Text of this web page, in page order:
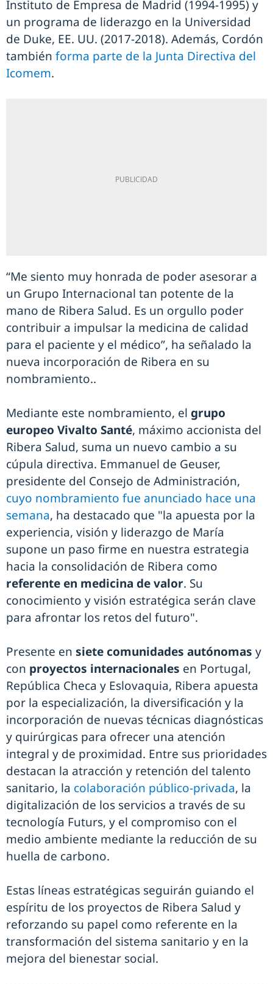
Instituto de Empresa de Madrid (1994-1995) y
un programa de liderazgo en la Universidad
de Duke, EE. UU. (2017-2018). Además, Cordón
también forma parte de la Junta Directiva del
Icomem.
“Me siento muy honrada de poder asesorar a
un Grupo Internacional tan potente de la
mano de Ribera Salud. Es un orgullo poder
contribuir a impulsar la medicina de calidad
para el paciente y el médico”, ha señalado la
nueva incorporación de Ribera en su
nombramiento..
Mediante este nombramiento, el grupo
europeo Vivalto Santé, máximo accionista del
Ribera Salud, suma un nuevo cambio a su
cúpula directiva. Emmanuel de Geuser,
presidente del Consejo de Administración,
cuyo nombramiento fue anunciado hace una
semana, ha destacado que "la apuesta por la
experiencia, visión y liderazgo de María
supone un paso firme en nuestra estrategia
hacia la consolidación de Ribera como
referente en medicina de valor. Su
conocimiento y visión estratégica serán clave
para afrontar los retos del futuro".
Presente en siete comunidades autónomas y
con proyectos internacionales en Portugal,
República Checa y Eslovaquia, Ribera apuesta
por la especialización, la diversificación y la
incorporación de nuevas técnicas diagnósticas
y quirúrgicas para ofrecer una atención
integral y de proximidad. Entre sus prioridades
destacan la atracción y retención del talento
sanitario, la colaboración público-privada, la
digitalización de los servicios a través de su
tecnología Futurs, y el compromiso con el
medio ambiente mediante la reducción de su
huella de carbono.
Estas líneas estratégicas seguirán guiando el
espíritu de los proyectos de Ribera Salud y
reforzando su papel como referente en la
transformación del sistema sanitario y en la
mejora del bienestar social.